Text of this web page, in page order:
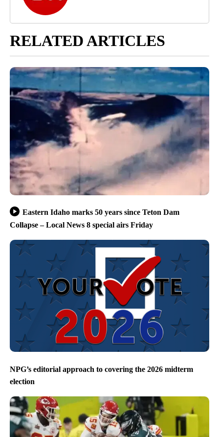
RELATED ARTICLES
Eastern Idaho marks 50 years since Teton Dam
Collapse – Local News 8 special airs Friday
NPG’s editorial approach to covering the 2026 midterm
election